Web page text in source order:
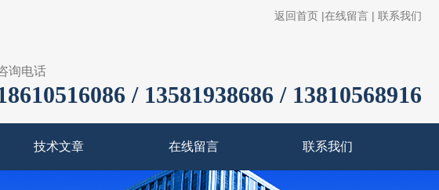
返回首页 |在线留言 | 联系我们
询电话
/ 13581938686 / 13810568916
技术文章 在线留言 联系我们